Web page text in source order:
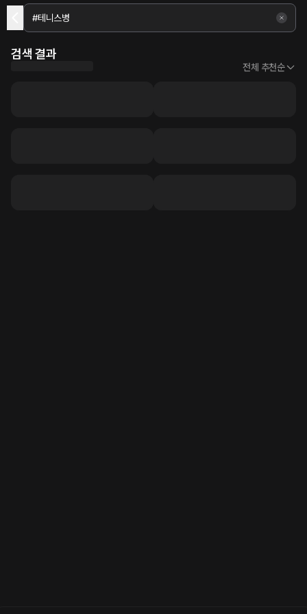
검색 결과
전체 추천순